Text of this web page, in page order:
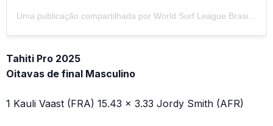
Tahiti Pro 2025
Oitavas de final Masculino
1 Kauli Vaast (FRA) 15.43 x 3.33 Jordy Smith (AFR)